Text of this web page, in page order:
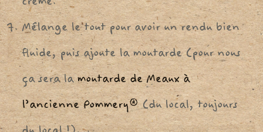
Mélange le tout pour avoir un rendu bien
fluide, puis ajoute la moutarde (pour nous
ça sera lamoutarde de Meaux à
l’ancienne Pommery®(du local, toujours